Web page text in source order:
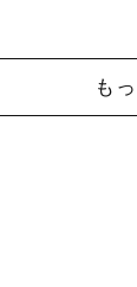
も